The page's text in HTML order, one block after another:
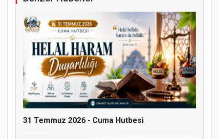
31 Temmuz 2026 - Cuma Hutbesi